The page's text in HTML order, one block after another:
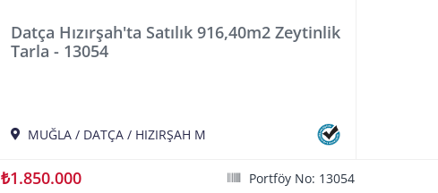
Datça Hızırşah'ta Satılık 916,40m2 Zeytinlik
Tarla - 13054
MUĞLA/ DATÇA/ HIZIRŞAH M
₺1.850.000 Portföy No: 13054